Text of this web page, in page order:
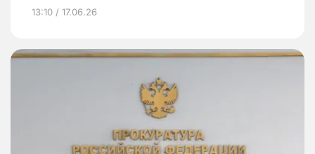
13:10 / 17.06.26